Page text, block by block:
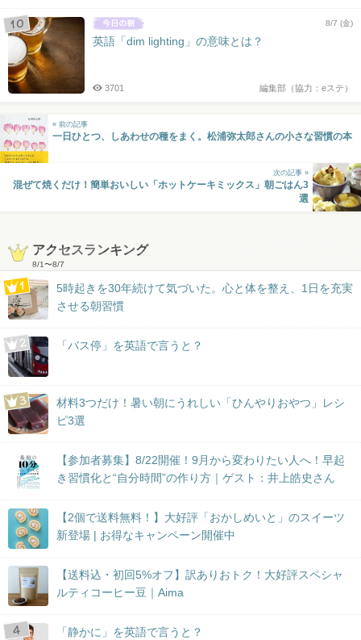
8/7 (金)
英語「dim lighting」の意味とは？
編集部（協力：eステ）
3701
« 前の記事
一日ひとつ、しあわせの種をまく。松浦弥太郎さんの小さな習慣の本
次の記事 »
混ぜて焼くだけ！簡単おいしい「ホットケーキミックス」朝ごはん3
選
アクセスランキング
8/1〜8/7
5時起きを30年続けて気づいた。心と体を整え、1日を充実
させる朝習慣
「バス停」を英語で言うと？
材料3つだけ！暑い朝にうれしい「ひんやりおやつ」レシ
ピ3選
【参加者募集】8/22開催！9月から変わりたい人へ！早起
き習慣化と“自分時間”の作り方｜ゲスト：井上皓史さん
【2個で送料無料！】大好評「おかしめいと」のスイーツ
新登場 | お得なキャンペーン開催中
【送料込・初回5%オフ】訳ありおトク！大好評スペシャ
ルティコーヒー豆｜Aima
「静かに」を英語で言うと？